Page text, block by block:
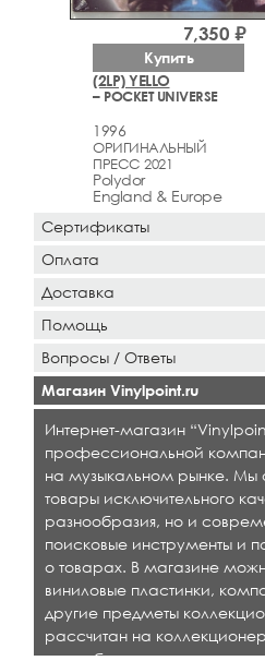
(2LP) YELLO
– POCKET UNIVERSE
1996
ОРИГИНАЛЬНЫЙ
ПРЕСС 2021
Polydor
England & Europe
7,350 ₽
Купить
Сертификаты
Оплата
Доставка
Помощь
Вопросы / Ответы
Магазин Vinylpoint.ru
Интернет-магазин
профессиональной
на музыкальном рынке. Мы
товары исключительного
разнообразия, но и
поисковые инструменты
о товарах. В магазине
виниловые пластинки,
другие предметы
рассчитан на